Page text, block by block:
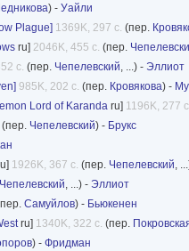
) - Уайли
Plague] 1369K, 297 с. (пер.
ru] 2046K, 455 с. (пер.
с. (пер. Чепелевский, ...) - Эллиот
985K, 202 с. (пер. Кровякова) -
Lord of Karanda ru] 1196K, 277
(пер. Чепелевский) - Брукс
1926K, 367 с. (пер. Чепелевский,
Чепелевский, ...) - Эллиот
Самуйлов) - Бьюкенен
ru] 1340K, 322 с. (пер.
) - Фридман